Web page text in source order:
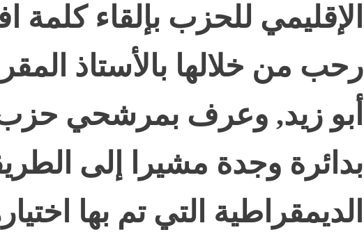
الإقليمي للحزب بإلقاء كلمة
رحب من خلالها بالأستاذ
أبو زيد, وعرف بمرشحي حزب
بدائرة وجدة مشيرا إلى
الديمقراطية التي تم بها